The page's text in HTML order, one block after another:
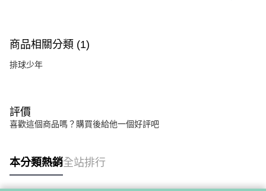
商品相關分類 (1)
排球少年
評價
喜歡這個商品嗎？購買後給他一個好評吧
本分類熱銷全站排行